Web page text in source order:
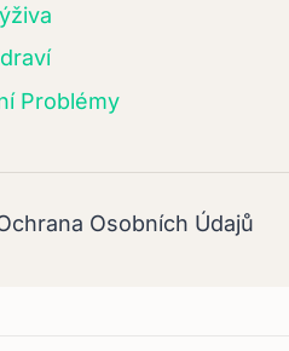
Problémy
Osobních Údajů